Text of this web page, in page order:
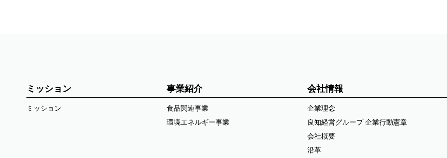
ミッション
ミッション
事業紹介
食品関連事業
環境エネルギー事業
会社情報
企業理念
良知経営グループ 企業行動憲章
会社概要
沿革